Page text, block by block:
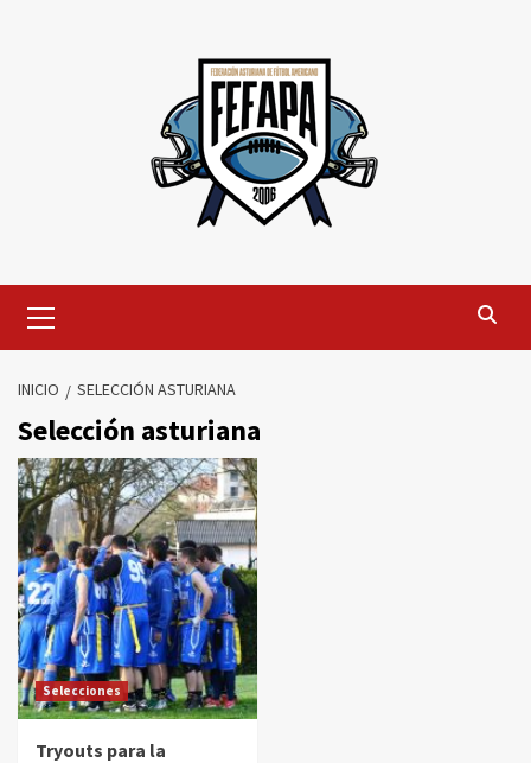
primario
INICIO SELECCIÓN ASTURIANA
Selección asturiana
Selecciones
Tryouts para la